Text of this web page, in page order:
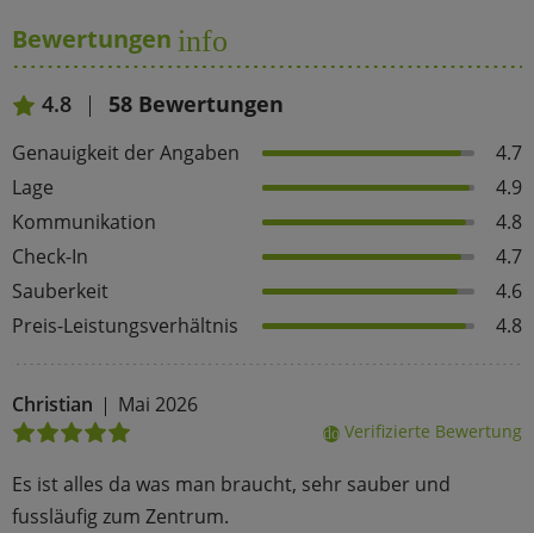
Bewertungen info
4.8 58 Bewertungen
Genauigkeit der Angaben
4.7
Lage
4.9
Kommunikation
4.8
Check-In
4.7
Sauberkeit
4.6
Preis-Leistungsverhältnis
4.8
Christian Mai 2026
doneVerifizierte Bewertung
Es ist alles da was man braucht, sehr sauber und
fussläufig zum Zentrum.